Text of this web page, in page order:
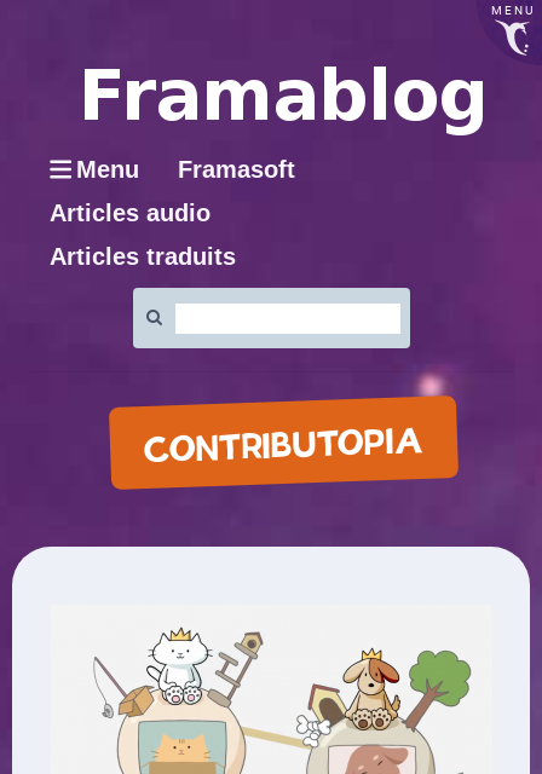
MENU
Menu
Framasoft
Articles audio
Articles traduits
:
CONTRIBUTOPIA